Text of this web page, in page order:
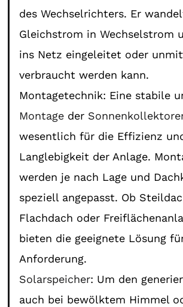
des Wechselrichters. Er
Gleichstrom in Wechselstrom
ins Netz eingeleitet oder
verbraucht werden kann.
Montagetechnik: Eine stabile
Montage der
wesentlich für die Effizienz
Langlebigkeit der Anlage.
werden je nach Lage und
speziell angepasst. Ob
Flachdach oder
bieten die geeignete Lösung
Anforderung.
Solarspeicher: Um den
auch bei bewölktem Himmel